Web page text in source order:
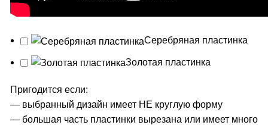
Серебряная пластинка
Золотая пластинка
Пригодится если:
— выбранный дизайн имеет НЕ круглую форму
— большая часть пластинки вырезана или имеет много